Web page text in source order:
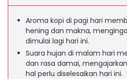
Aroma kopi di pagi hari
hening dan makna,
dimulai lagi hari ini.
Suara hujan di malam hari
dan rasa damai,
hal perlu diselesaikan hari ini.